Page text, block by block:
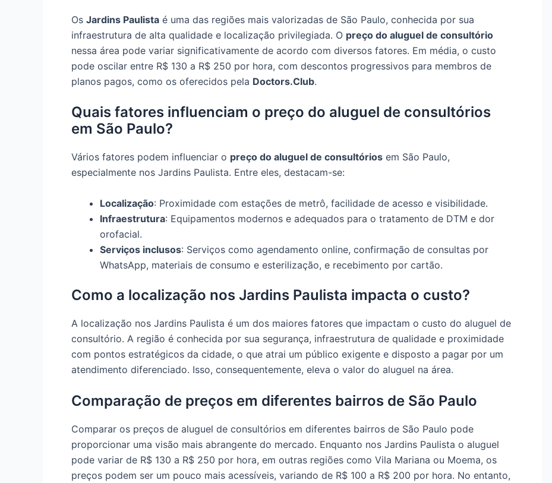
Os Jardins Paulista é uma das regiões mais valorizadas de São Paulo, conhecida por sua
infraestrutura de alta qualidade e localização privilegiada. O preço do aluguel de consultório
nessa área pode variar significativamente de acordo com diversos fatores. Em média, o custo
pode oscilar entre R$ 130 a R$ 250 por hora, com descontos progressivos para membros de
planos pagos, como os oferecidos pela Doctors.Club.
Quais fatores influenciam o preço do aluguel de consultórios
em São Paulo?
Vários fatores podem influenciar o preço do aluguel de consultórios em São Paulo,
especialmente nos Jardins Paulista. Entre eles, destacam-se:
Localização: Proximidade com estações de metrô, facilidade de acesso e visibilidade.
Infraestrutura: Equipamentos modernos e adequados para o tratamento de DTM e dor
orofacial.
Serviços inclusos: Serviços como agendamento online, confirmação de consultas por
WhatsApp, materiais de consumo e esterilização, e recebimento por cartão.
Como a localização nos Jardins Paulista impacta o custo?
A localização nos Jardins Paulista é um dos maiores fatores que impactam o custo do aluguel de
consultório. A região é conhecida por sua segurança, infraestrutura de qualidade e proximidade
com pontos estratégicos da cidade, o que atrai um público exigente e disposto a pagar por um
atendimento diferenciado. Isso, consequentemente, eleva o valor do aluguel na área.
Comparação de preços em diferentes bairros de São Paulo
Comparar os preços de aluguel de consultórios em diferentes bairros de São Paulo pode
proporcionar uma visão mais abrangente do mercado. Enquanto nos Jardins Paulista o aluguel
pode variar de R$ 130 a R$ 250 por hora, em outras regiões como Vila Mariana ou Moema, os
preços podem ser um pouco mais acessíveis, variando de R$ 100 a R$ 200 por hora. No entanto,